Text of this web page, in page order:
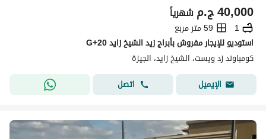
ج.م40,000 شهرياً
1
59 متر مربع
استوديو للإيجار مفروش بأبراج زيد الشيخ زايد G+20
كومباوند زد ويست، الشيخ زايد، الجيزة
الإيميل
اتصل